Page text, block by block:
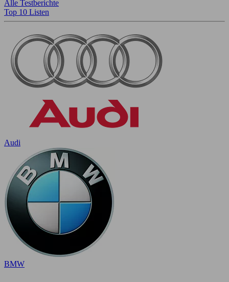
Alle Testberichte
Top 10 Listen
Audi
BMW